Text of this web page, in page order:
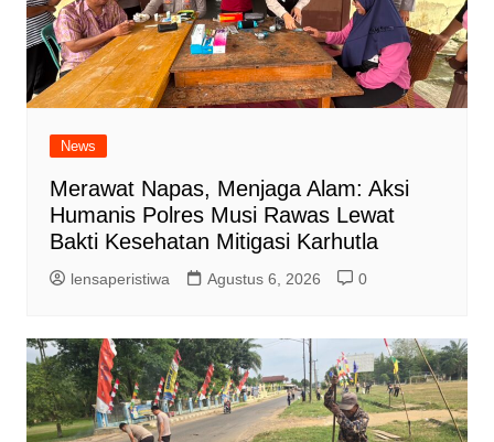
News
Merawat Napas, Menjaga Alam: Aksi
Humanis Polres Musi Rawas Lewat
Bakti Kesehatan Mitigasi Karhutla
lensaperistiwa Agustus 6, 2026 0